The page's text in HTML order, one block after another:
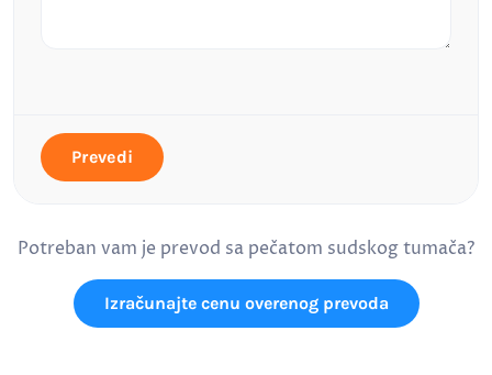
Prevedi
Potreban vam je prevod sa pečatom sudskog tumača?
Izračunajte cenu overenog prevoda